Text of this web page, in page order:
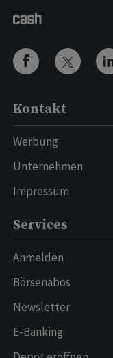
Kontakt
Werbung
Unternehmen
Impressum
Services
Anmelden
Börsenabos
Newsletter
E-Banking